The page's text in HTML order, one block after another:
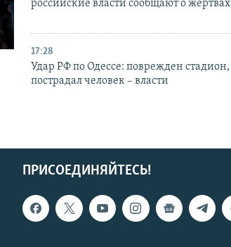
российские власти сообщают о жертвах
17:28
Удар РФ по Одессе: поврежден стадион,
пострадал человек – власти
ПРИСОЕДИНЯЙТЕСЬ!